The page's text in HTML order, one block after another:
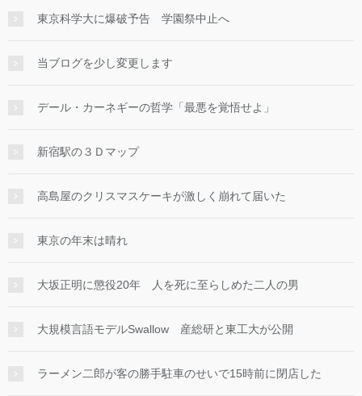
東京科学大に爆破予告 学園祭中止へ
当ブログを少し変更します
デール・カーネギーの哲学「最悪を覚悟せよ」
新宿駅の３Ｄマップ
高島屋のクリスマスケーキが激しく崩れて届いた
東京の年末は晴れ
大坂正明に懲役20年 人を死に至らしめた二人の男
大規模言語モデルSwallow 産総研と東工大が公開
ラーメン二郎が客の勝手駐車のせいで15時前に閉店した